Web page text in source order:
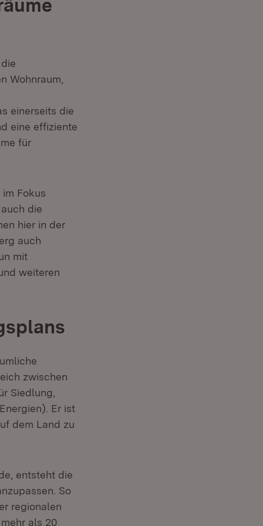
Wohnraum,
einerseits die
eine effiziente
für
Fokus
die
hier in der
auch
mit
weiteren
zwischen
Siedlung,
Er ist
dem Land zu
entsteht die
So
regionalen
als 20